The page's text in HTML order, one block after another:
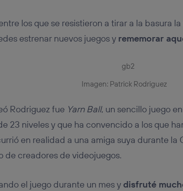
los que se resistieron a tirar a la basura
estrenar nuevos juegos y rememorar
Imagen: Patrick Rodriguez
Rodriguez fue Yarn Ball, un sencillo juego
23 niveles y que ha convencido a los que
en realidad a una amiga suya durante la
de creadores de videojuegos.
el juego durante un mes ydisfruté